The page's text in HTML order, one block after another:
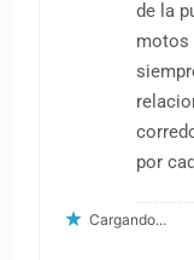
de la
motos
por
Cargando...